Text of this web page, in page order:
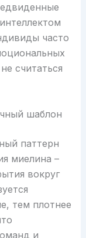
часто
считаться
шаблон
паттерн
миелина –
вокруг
тем плотнее
и